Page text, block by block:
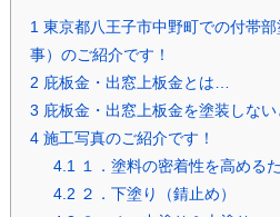
1 東京都八王子市中野町での付帯
事）のご紹介です！
2 庇板金・出窓上板金とは…
3 庇板金・出窓上板金を塗装しない
4施工写真のご紹介です！
4.1
１．塗料の密着性を高める
4.2 ２．下塗り（錆止め）